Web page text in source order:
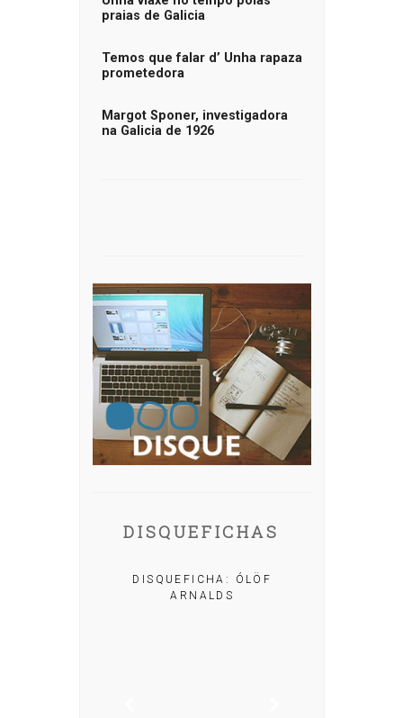
praias de Galicia
Temos que falar d’ Unha rapaza
prometedora
Margot Sponer, investigadora
na Galicia de 1926
DISQUEFICHAS
DISQUEFICHA: ÓLÖF
ARNALDS